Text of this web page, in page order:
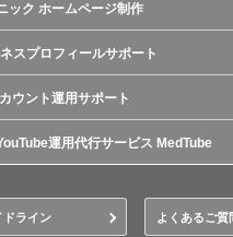
ック ホームページ制作
スプロフィールサポート
ウント運用サポート
運用代行サービス MedTube
ドライン よくあるご質